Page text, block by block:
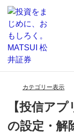
カテゴリー表示
【投信ア
の設定・解